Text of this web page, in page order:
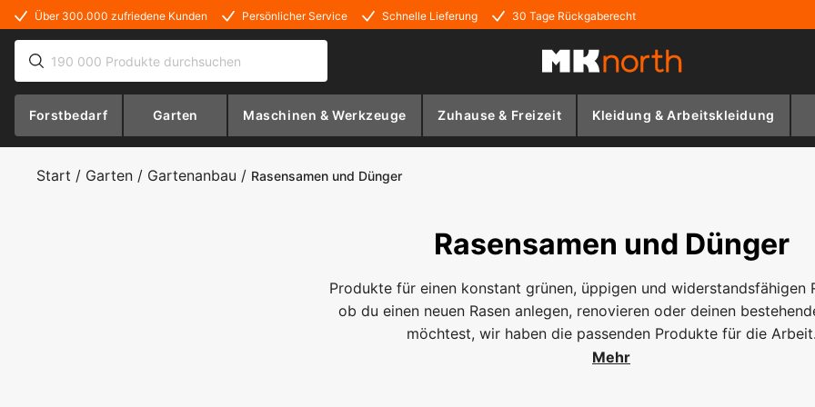
Über 300.000 zufriedene Kunden Persönlicher Service Schnelle Lieferung 30 Tage Rückgaberecht
Forstbedarf Garten Maschinen & Werkzeuge Zuhause & Freizeit Kleidung & Arbeitskleidung
Start / Garten / Gartenanbau / Rasensamen und Dünger
Rasensamen und Dünger
Produkte für einen konstant grünen, üppigen und widerstandsfähigen
ob du einen neuen Rasen anlegen, renovieren oder deinen
möchtest, wir haben die passenden Produkte für die Arbeit.
Mehr